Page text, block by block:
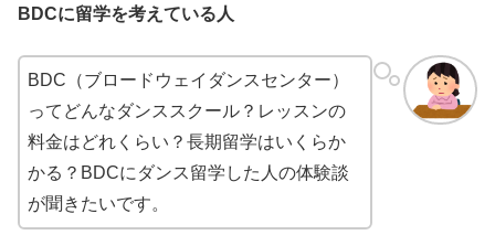
BDCに留学を考えている人
BDC（ブロードウェイダンスセンター）
ってどんなダンススクール？ レッスンの
料金はどれくらい？長期留学はいくらか
かる？BDCにダンス留学した人の体験談
が聞きたいです。